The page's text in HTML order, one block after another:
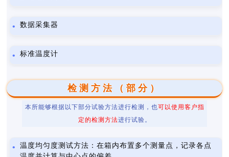
数据采集器
标准温度计
检测方法（部分）
本所能够根据以下部分试验方法进行检测，也可以使用客户指
定的检测方法进行试验。
温度均匀度测试方法：在箱内布置多个测量点，记录各点